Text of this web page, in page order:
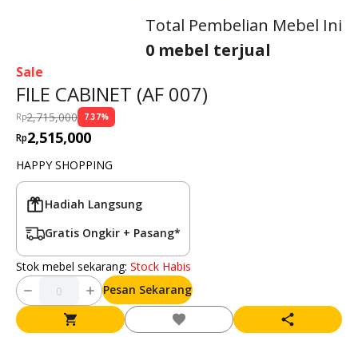
Total Pembelian Mebel Ini
0 mebel terjual
Sale
FILE CABINET (AF 007)
Rp2,715,000 7.37%
Rp2,515,000
HAPPY SHOPPING
Hadiah Langsung
Gratis Ongkir + Pasang*
Stok mebel sekarang: Stock Habis
Pesan Sekarang